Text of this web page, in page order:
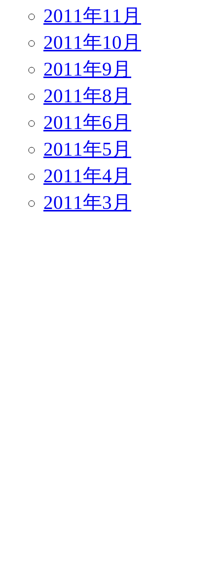
2011年11月
2011年10月
2011年9月
2011年8月
2011年6月
2011年5月
2011年4月
2011年3月